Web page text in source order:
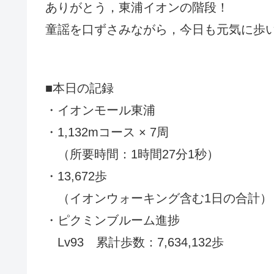
ありがとう，東浦イオンの階段！
童謡を口ずさみながら，今日も元気に歩
■本日の記録
・イオンモール東浦
・1,132mコース × 7周
（所要時間：1時間27分1秒）
・13,672歩
（イオンウォーキング含む1日の合計）
・ピクミンブルーム進捗
Lv93 累計歩数：7,634,132歩